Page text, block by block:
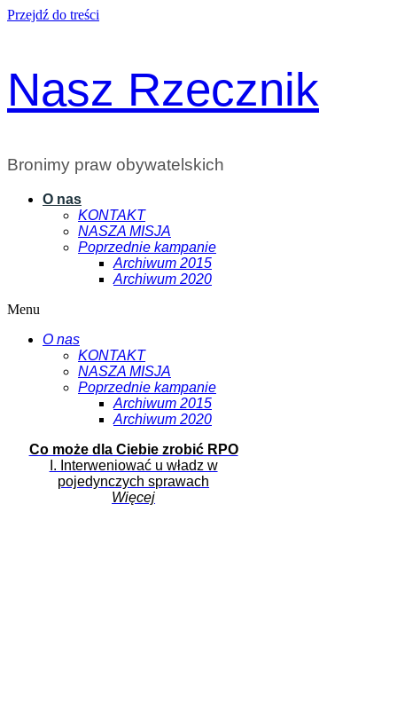
Przejdź do treści
Nasz Rzecznik
Bronimy praw obywatelskich
O nas
KONTAKT
NASZA MISJA
Poprzednie kampanie
Archiwum 2015
Archiwum 2020
Menu
O nas
KONTAKT
NASZA MISJA
Poprzednie kampanie
Archiwum 2015
Archiwum 2020
Co może dla Ciebie zrobić RPO
I. Interweniować u władz w
pojedynczych sprawach
Więcej